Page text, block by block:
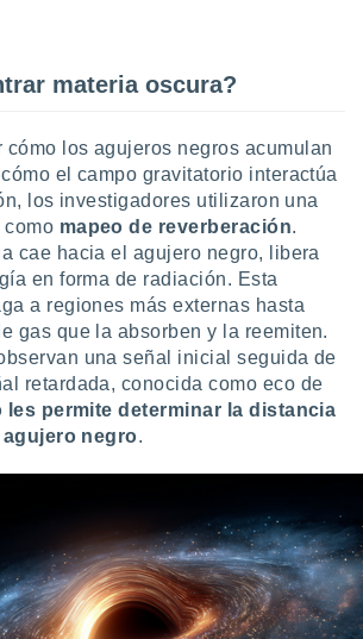
materia oscura?
cómo los agujeros negros acumulan
el campo gravitatorio interactúa
los investigadores utilizaron una
mapeo de reverberación.
cae hacia el agujero negro, libera
en forma de radiación. Esta
a regiones más externas hasta
gas que la absorben y la reemiten.
una señal inicial seguida de
retardada, conocida como eco de
les permite determinar la distancia
negro.